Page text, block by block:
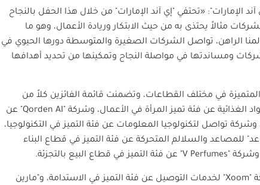
«تحتفي "إي آند الإمارات" من خلال هذا الحفل بالنجاح
مثالاً يحتذى به من حيث الابتكار وريادة الأعمال، وهو ما
الراهن، تواصل الشركات الصغيرة والمتوسطة دورها الحيوي في
ومساندتها في مواصلة النجاح وتمكينها من تحديد أهدافها
والمتوسطة لعام 2024 تكريم الشركات المتميزة في مختلف القطاعات، وتضمنت قائمة الفائزين كلاً من
الغذائية عن فئة تميز المرأة في الأعمال، وشركة
عن
وشركة تواصل لتكنولوجيا المعلومات عن فئة التميز في التكنولوجيا،
للمصاعد والسلالم المتحركة عن فئة التميز في قطاع البناء
وشركة
عن فئة التميز في قطاع البيع بالتجزئة.
لخدمات التوصيل عن فئة التميز في الاستدامة، و"مارين